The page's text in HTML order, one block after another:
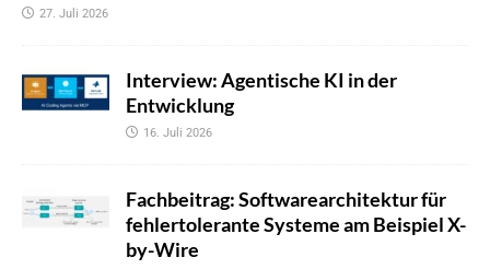
27. Juli 2026
Interview: Agentische KI in der
Entwicklung
16. Juli 2026
Fachbeitrag: Softwarearchitektur für
fehlertolerante Systeme am Beispiel X-
by-Wire